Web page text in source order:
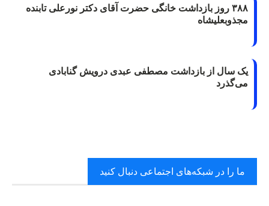
۳۸۸ روز بازداشت خانگی حضرت آقای دکتر نورعلی تابنده
مجذوبعلیشاه
یک سال از بازداشت مصطفی عبدی درویش گنابادی
می‌گذرد
ما را در شبکه‌های اجتماعی دنبال کنید